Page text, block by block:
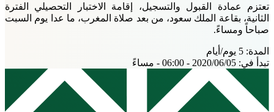
تعتزم عمادة القبول والتسجيل، إقامة الاختبار التحصيلي الفترة
الثانية، بقاعة الملك سعود، من بعد صلاة المغرب، ما عدا يوم السبت
صباحاً ومساءً.
المدة: 5 يوم/أيام
تبدأ في: 2020/06/05 - 06:00 - مساءً